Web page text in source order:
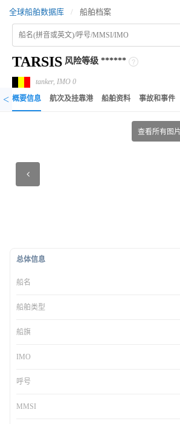
全球船舶数据库 / 船舶档案
TARSIS 风险等级 ******
tanker, IMO 0
< 概要信息 航次及挂靠港 船舶资料 事故和事件
总体信息
船名
船舶类型
船旗
IMO
呼号
MMSI
查看所有图片